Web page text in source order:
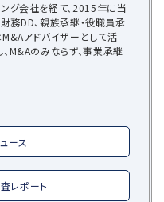
グ会社を経て、2015年に当
務DD、親族承継・役職員承
アドバイザーとして活
M&Aのみならず、事業承継
ース
レポート